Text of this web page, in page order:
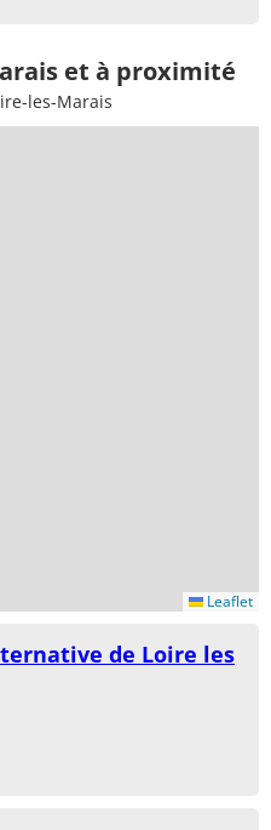
et à proximité
les-Marais
Leaflet
de Loire les